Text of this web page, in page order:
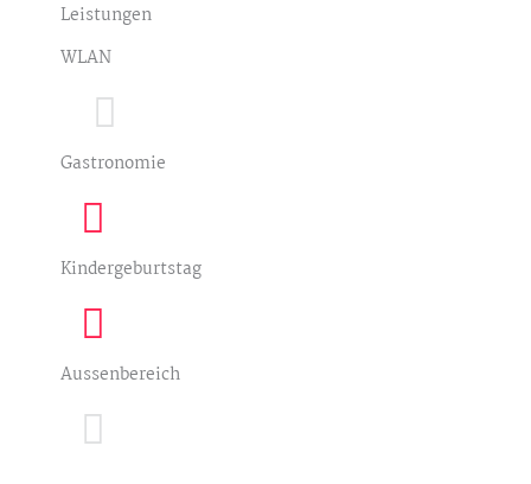
Leistungen
WLAN
Gastronomie
Kindergeburtstag
Aussenbereich